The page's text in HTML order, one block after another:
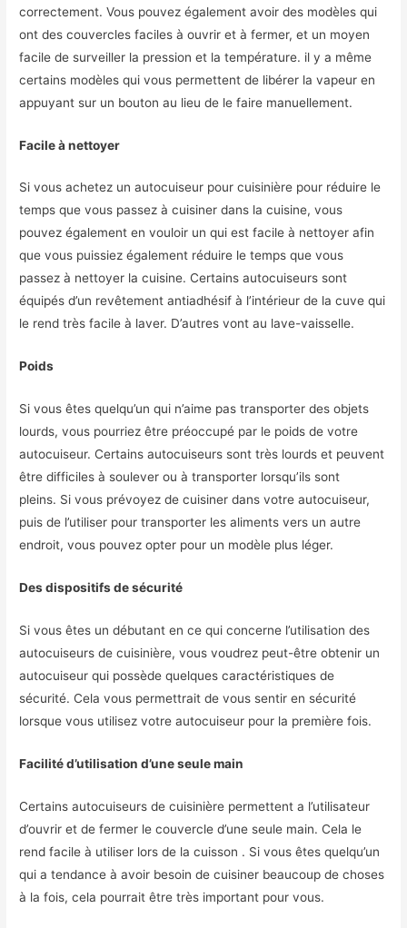
correctement. Vous pouvez également avoir des modèles qui
ont des couvercles faciles à ouvrir et à fermer, et un moyen
facile de surveiller la pression et la température. il y a même
certains modèles qui vous permettent de libérer la vapeur en
appuyant sur un bouton au lieu de le faire manuellement.
Facile à nettoyer
Si vous achetez un autocuiseur pour cuisinière pour réduire le
temps que vous passez à cuisiner dans la cuisine, vous
pouvez également en vouloir un qui est facile à nettoyer afin
que vous puissiez également réduire le temps que vous
passez à nettoyer la cuisine. Certains autocuiseurs sont
équipés d’un revêtement antiadhésif à l’intérieur de la cuve qui
le rend très facile à laver. D’autres vont au lave-vaisselle.
Poids
Si vous êtes quelqu’un qui n’aime pas transporter des objets
lourds, vous pourriez être préoccupé par le poids de votre
autocuiseur. Certains autocuiseurs sont très lourds et peuvent
être difficiles à soulever ou à transporter lorsqu’ils sont
pleins. Si vous prévoyez de cuisiner dans votre autocuiseur,
puis de l’utiliser pour transporter les aliments vers un autre
endroit, vous pouvez opter pour un modèle plus léger.
Des dispositifs de sécurité
Si vous êtes un débutant en ce qui concerne l’utilisation des
autocuiseurs de cuisinière, vous voudrez peut-être obtenir un
autocuiseur qui possède quelques caractéristiques de
sécurité. Cela vous permettrait de vous sentir en sécurité
lorsque vous utilisez votre autocuiseur pour la première fois.
Facilité d’utilisation d’une seule main
Certains autocuiseurs de cuisinière permettent a l’utilisateur
d’ouvrir et de fermer le couvercle d’une seule main. Cela le
rend facile à utiliser lors de la cuisson . Si vous êtes quelqu’un
qui a tendance à avoir besoin de cuisiner beaucoup de choses
à la fois, cela pourrait être très important pour vous.